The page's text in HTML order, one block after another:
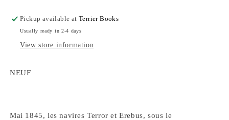
des
étoiles
Dominique
des
étoiles
Dominique
Pickup available atTerrier Books
Usually ready in 2-4 days
View store information
NEUF
Mai 1845, les navires Terror et Erebus, sous le